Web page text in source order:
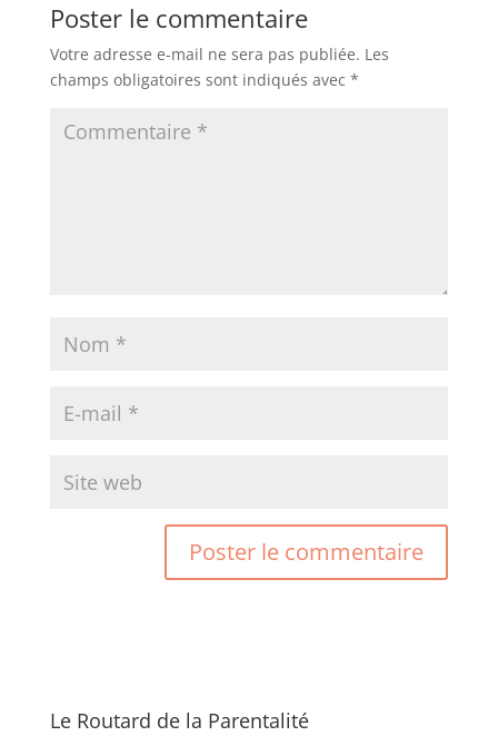
Poster le commentaire
Votre adresse e-mail ne sera pas publiée. Les
champs obligatoires sont indiqués avec *
Le Routard de la Parentalité